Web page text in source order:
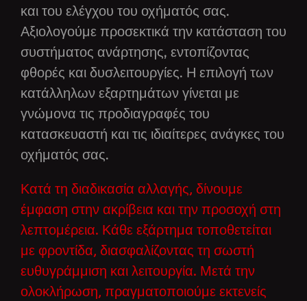
και του ελέγχου του οχήματός σας.
Αξιολογούμε προσεκτικά την κατάσταση του
συστήματος ανάρτησης, εντοπίζοντας
φθορές και δυσλειτουργίες. Η επιλογή των
κατάλληλων εξαρτημάτων γίνεται με
γνώμονα τις προδιαγραφές του
κατασκευαστή και τις ιδιαίτερες ανάγκες του
οχήματός σας.
Κατά τη διαδικασία αλλαγής, δίνουμε
έμφαση στην ακρίβεια και την προσοχή στη
λεπτομέρεια. Κάθε εξάρτημα τοποθετείται
με φροντίδα, διασφαλίζοντας τη σωστή
ευθυγράμμιση και λειτουργία. Μετά την
ολοκλήρωση, πραγματοποιούμε εκτενείς